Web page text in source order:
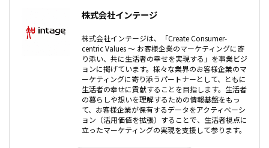
株式会社インテージ
株式会社インテージは、「Create Consumer-
centric Values ～ お客様企業のマーケティングに寄
り添い、共に生活者の幸せを実現する」を事業ビジ
ョンに掲げています。様々な業界のお客様企業のマ
ーケティングに寄り添うパートナーとして、ともに
生活者の幸せに貢献することを目指します。生活者
の暮らしや想いを理解するための情報基盤をもっ
て、お客様企業が保有するデータをアクティベーシ
ョン（活用価値を拡張）することで、生活者視点に
立ったマーケティングの実現を支援して参ります。